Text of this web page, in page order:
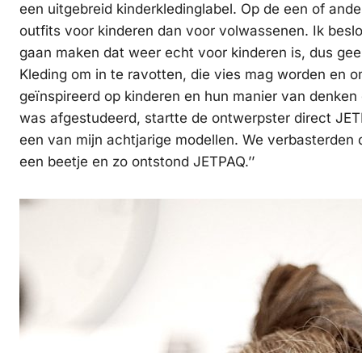
een uitgebreid kinderkledinglabel. Op de een of
outfits voor kinderen dan voor volwassenen. Ik
gaan maken dat weer echt voor kinderen is, dus
Kleding om in te ravotten, die vies mag worden en
geïnspireerd op kinderen en hun manier van denken
was afgestudeerd, startte de ontwerpster direct
een van mijn achtjarige modellen. We
een beetje en zo ontstond JETPAQ.’’